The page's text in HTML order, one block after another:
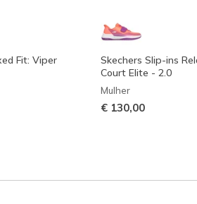
Fit: Viper
Skechers Slip-ins
Court Elite - 2.0
Mulher
€ 130,00